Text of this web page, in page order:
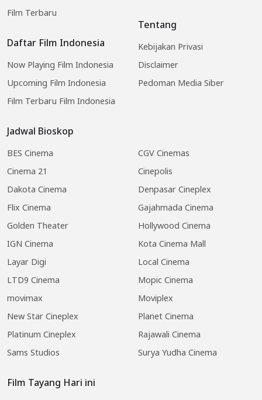
Film Terbaru
Daftar Film Indonesia
Now Playing Film Indonesia
Upcoming Film Indonesia
Film Terbaru Film Indonesia
Jadwal Bioskop
BES Cinema
CGV Cinemas
Cinema 21
Cinepolis
Dakota Cinema
Denpasar Cineplex
Flix Cinema
Gajahmada Cinema
Golden Theater
Hollywood Cinema
IGN Cinema
Kota Cinema Mall
Layar Digi
Local Cinema
LTD9 Cinema
Mopic Cinema
movimax
Moviplex
New Star Cineplex
Planet Cinema
Platinum Cineplex
Rajawali Cinema
Sams Studios
Surya Yudha Cinema
Film Tayang Hari ini
Tentang
Kebijakan Privasi
Disclaimer
Pedoman Media Siber